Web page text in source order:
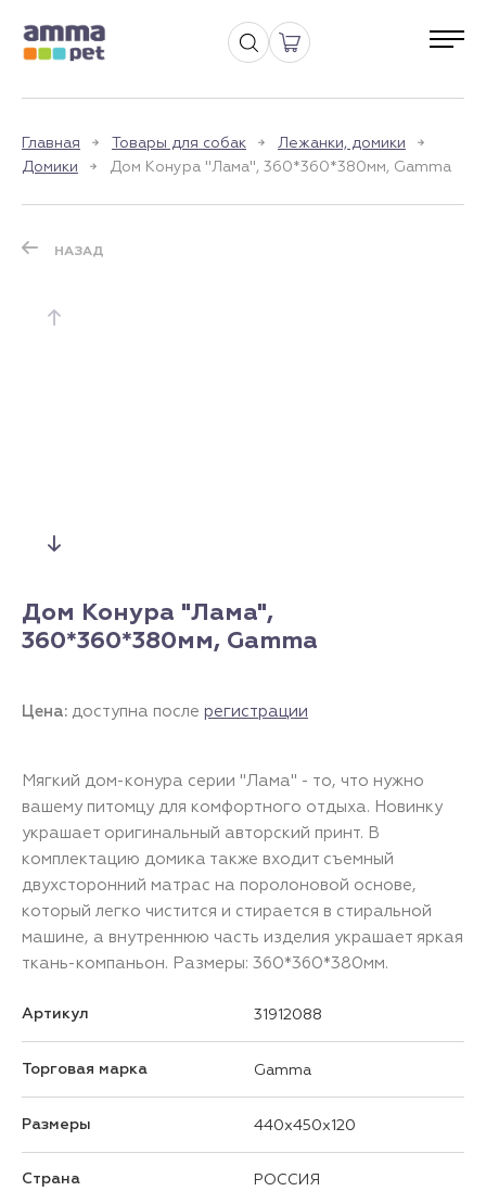
Главная Товары для собак
Лежанки, домики
Домики
Дом Конура "Лама", 360*360*380мм, Gamma
НАЗАД
Дом Конура "Лама",
360*360*380мм, Gamma
Цена: доступна после регистрации
Мягкий дом-конура серии "Лама" - то, что нужно
вашему питомцу для комфортного отдыха. Новинку
украшает оригинальный авторский принт. В
комплектацию домика также входит съемный
двухсторонний матрас на поролоновой основе,
который легко чистится и стирается в стиральной
машине, а внутреннюю часть изделия украшает яркая
ткань-компаньон. Размеры: 360*360*380мм.
Артикул 31912088
Торговая марка Gamma
Размеры 440x450x120
Страна РОССИЯ